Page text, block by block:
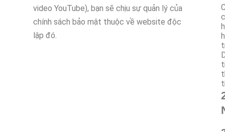
video YouTube), bạn sẽ chịu sự quản lý của
chính sách bảo mật thuộc về website độc
lập đó.